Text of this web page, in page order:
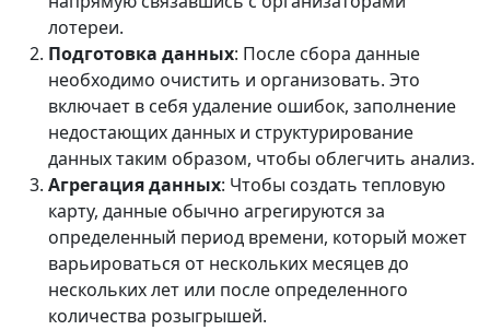
лотереи.
Подготовка данных: После сбора данные
необходимо очистить и организовать. Это
включает в себя удаление ошибок, заполнение
недостающих данных и структурирование
данных таким образом, чтобы облегчить анализ.
Агрегация данных: Чтобы создать тепловую
карту, данные обычно агрегируются за
определенный период времени, который может
варьироваться от нескольких месяцев до
нескольких лет или после определенного
количества розыгрышей.